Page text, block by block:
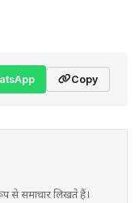
Copy
से समाचार लिखते हैं।